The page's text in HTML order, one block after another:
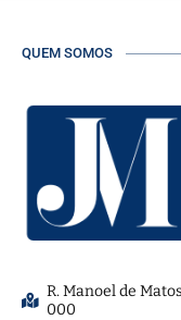
QUEM SOMOS
R. Manoel de
000